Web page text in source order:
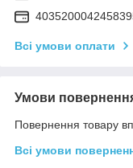
Всі умови оплати
Умови
Повернення товару
Всі умови